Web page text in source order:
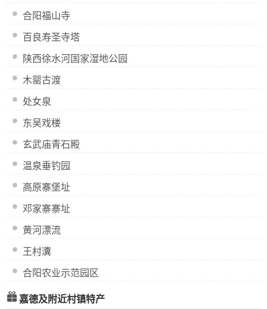
合阳福山寺
百良寿圣寺塔
陕西徐水河国家湿地公园
木罂古渡
处女泉
东吴戏楼
玄武庙青石殿
温泉垂钓园
高原寨堡址
邓家寨寨址
黄河漂流
王村瀵
合阳农业示范园区
嘉德及附近村镇特产